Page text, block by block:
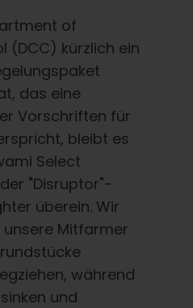
of
(DCC) kürzlich ein
das eine
Vorschriften für
bleibt es
Select
"Disruptor"-
überein. Wir
Mitfarmer
während
und